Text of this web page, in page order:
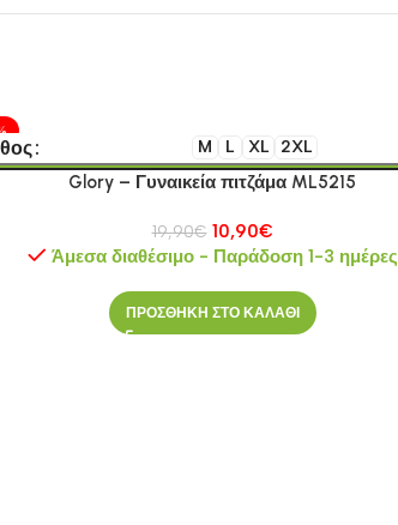
M L XL 2XL
Glory – Γυναικεία πιτζάμα ML5215
19,90€ 10,90€
Άμεσα διαθέσιμο - Παράδοση 1-3 ημέρες
ΠΡΟΣΘΗΚΗ ΣΤΟ ΚΑΛΑΘΙ